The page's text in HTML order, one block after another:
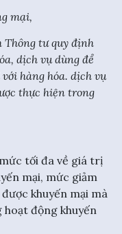
mại,
Thông tư quy định
dịch vụ dùng để
hàng hóa. dịch vụ
thực hiện trong
tối đa về giá trị
mại, mức giảm
khuyến mại mà
động khuyến